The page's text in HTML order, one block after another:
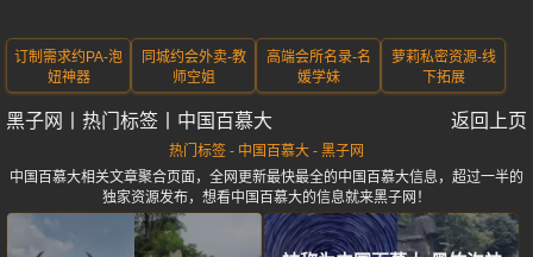
订制需求约PA-泡
妞神器
同城约会外卖-教
师空姐
高端会所名录-名
媛学妹
萝莉私密资源-线
下拓展
黑子网 热门标签 中国百慕大 返回上页
热门标签 - 中国百慕大 - 黑子网
中国百慕大相关文章聚合页面，全网更新最快最全的中国百慕大信息，超过一半的
独家资源发布，想看中国百慕大的信息就来黑子网！